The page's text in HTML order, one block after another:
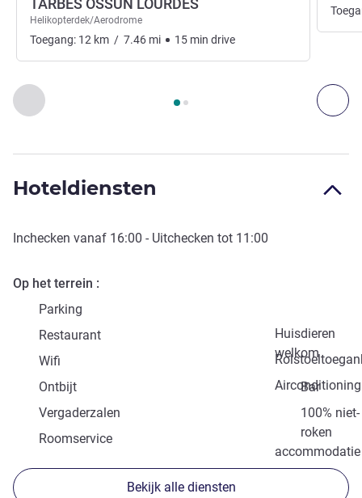
Vorige - Toegang en vervoer
Pagina , Toegang en vervoer 1 :, Toegang en vervoer 2
TARBES OSSUN LOURDES
Helikopterdek/Aerodrome
Toegang: 12 km / 7.46 mi 15 min drive
Hoteldiensten
Inchecken vanaf 16:00 - Uitchecken tot 11:00
Op het terrein
Parking
Huisdieren
welkom
Restaurant
Wifi
Airconditioning
Ontbijt
Bar
Vergaderzalen
100% niet-
roken
accommodatie
Roomservice
Bekijk alle diensten